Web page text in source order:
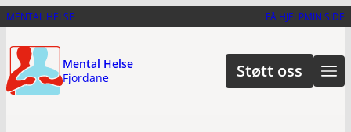
Hopp
hovedinnhold
MENTAL HELSE FÅ HJELPMIN SIDE
Mental Helse
Fjordane
Støtt oss